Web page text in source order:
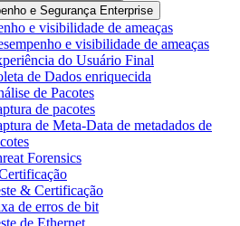
e Segurança Enterprise
e visibilidade de ameaças
e visibilidade de ameaças
do Usuário Final
de Dados enriquecida
de Pacotes
de pacotes
de Meta-Data de metadados de
Forensics
& Certificação
de erros de bit